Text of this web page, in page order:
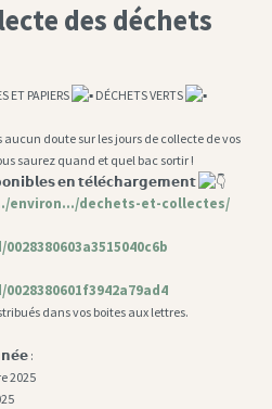
des déchets
ET PAPIERS
DÉCHETS VERTS
doute sur les jours de collecte de vos
saurez quand et quel bac sortir !
𝗲𝗻 𝘁𝗲́𝗹𝗲́𝗰𝗵𝗮𝗿𝗴𝗲𝗺𝗲𝗻𝘁
environ.../dechets-et-collectes/
dans vos boites aux lettres.
:
2025